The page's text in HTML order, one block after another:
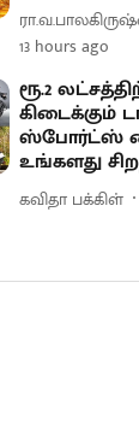
13 hours ago
ரூ.2
கிடைக்கும்
ஸ்போர்ட்ஸ்
உங்களது
கவிதா பக்கிள்